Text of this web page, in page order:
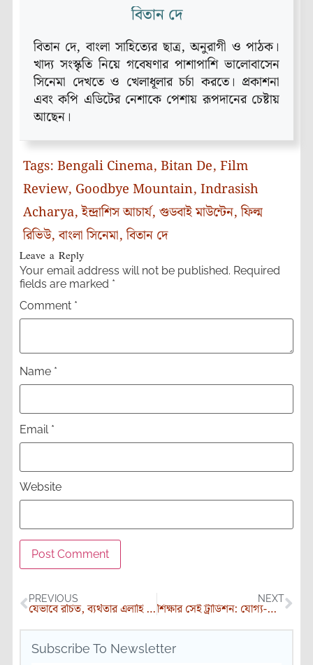
বিতান দে
বিতান দে, বাংলা সাহিত্যের ছাত্র, অনুরাগী ও পাঠক।
খাদ্য সংস্কৃতি নিয়ে গবেষণার পাশাপাশি ভালোবাসেন
সিনেমা দেখতে ও খেলাধূলার চর্চা করতে। প্রকাশনা
এবং কপি এডিটের নেশাকে পেশায় রূপদানের চেষ্টায়
আছেন।
Tags: Bengali Cinema, Bitan De, Film
Review, Goodbye Mountain, Indrasish
Acharya,ইন্দ্রাশিস আচার্য, গুডবাই মাউন্টেন,ফিল্ম
রিভিউ,বাংলা সিনেমা,বিতান দে
Leave a Reply
Your email address will not be published. Required
fields are marked *
Comment *
Name *
Email *
Website
PREVIOUS
যেভাবে রচিত, ব্যর্থতার এলাহি আয়োজন
NEXT
শিক্ষার সেই ট্রাডিশন: যোগ্য-অযোগ্যের সেকাল-একাল
Subscribe To Newsletter